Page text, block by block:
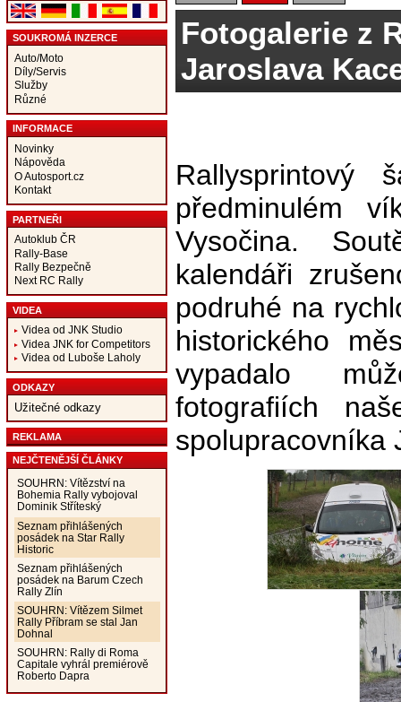
SOUKROMÁ INZERCE
Auto/Moto
Díly/Servis
Služby
Různé
INFORMACE
Novinky
Nápověda
O Autosport.cz
Kontakt
PARTNEŘI
Autoklub ČR
Rally-Base
Rally Bezpečně
Next RC Rally
VIDEA
Videa od JNK Studio
Videa JNK for Competitors
Videa od Luboše Laholy
ODKAZY
Užitečné odkazy
REKLAMA
NEJČTENĚJŠÍ ČLÁNKY
SOUHRN: Vítězství na
Bohemia Rally vybojoval
Dominik Stříteský
Seznam přihlášených
posádek na Star Rally
Historic
Seznam přihlášených
posádek na Barum Czech
Rally Zlín
SOUHRN: Vítězem Silmet
Rally Příbram se stal Jan
Dohnal
SOUHRN: Rally di Roma
Capitale vyhrál premiérově
Roberto Dapra
Fotogalerie z
Jaroslava
Rallysprintový
předminulém
Vysočina.
kalendáři
podruhé na
historického
vypadalo
fotografiích
spolupracovníka